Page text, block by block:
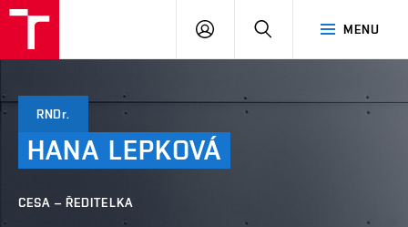
MENU
PŘIHLÁSIT
RNDr.
HANA LEPKOVÁ
CESA – ŘEDITELKA